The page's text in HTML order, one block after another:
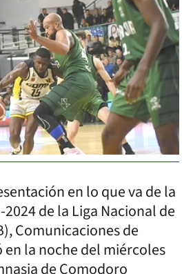
en lo que va de la
de la Liga Nacional de
Comunicaciones de
en la noche del miércoles
de Comodoro